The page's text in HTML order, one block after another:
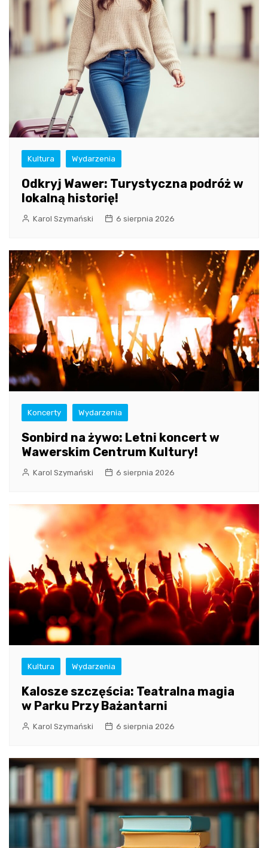
Kultura Wydarzenia
Odkryj Wawer: Turystyczna podróż w
lokalną historię!
Karol Szymański 6 sierpnia 2026
Koncerty Wydarzenia
Sonbird na żywo: Letni koncert w
Wawerskim Centrum Kultury!
Karol Szymański 6 sierpnia 2026
Kultura Wydarzenia
Kalosze szczęścia: Teatralna magia
w Parku Przy Bażantarni
Karol Szymański 6 sierpnia 2026